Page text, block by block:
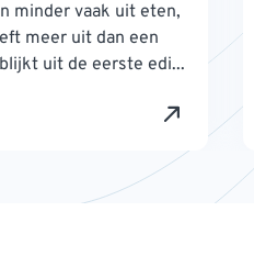
minder vaak uit eten,
meer uit dan een
uit de eerste edi...